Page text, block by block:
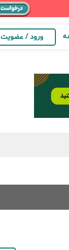
ورود / عضویت